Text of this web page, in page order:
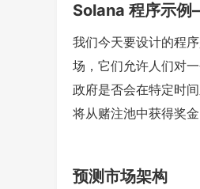
Solana 程序示
我们今天要设计的程
场，它们允许人们对
政府是否会在特定时
将从赌注池中获得奖金
预测市场架构